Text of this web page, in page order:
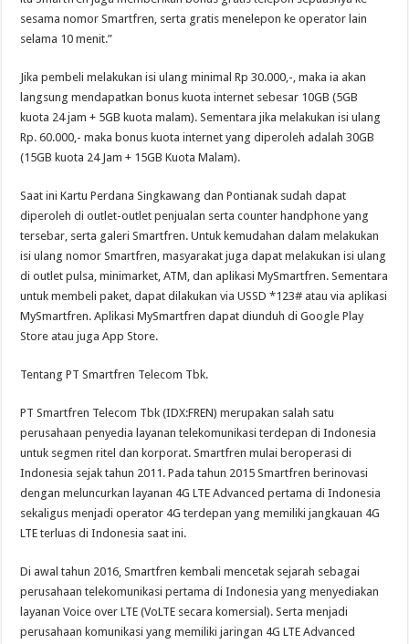
sesama nomor Smartfren, serta gratis menelepon ke operator lain
selama 10 menit.”
Jika pembeli melakukan isi ulang minimal Rp 30.000,-, maka ia akan
langsung mendapatkan bonus kuota internet sebesar 10GB (5GB
kuota 24 jam + 5GB kuota malam). Sementara jika melakukan isi ulang
Rp. 60.000,- maka bonus kuota internet yang diperoleh adalah 30GB
(15GB kuota 24 Jam + 15GB Kuota Malam).
Saat ini Kartu Perdana Singkawang dan Pontianak sudah dapat
diperoleh di outlet-outlet penjualan serta counter handphone yang
tersebar, serta galeri Smartfren. Untuk kemudahan dalam melakukan
isi ulang nomor Smartfren, masyarakat juga dapat melakukan isi ulang
di outlet pulsa, minimarket, ATM, dan aplikasi MySmartfren. Sementara
untuk membeli paket, dapat dilakukan via USSD *123# atau via aplikasi
MySmartfren. Aplikasi MySmartfren dapat diunduh di Google Play
Store atau juga App Store.
Tentang PT Smartfren Telecom Tbk.
PT Smartfren Telecom Tbk (IDX:FREN) merupakan salah satu
perusahaan penyedia layanan telekomunikasi terdepan di Indonesia
untuk segmen ritel dan korporat. Smartfren mulai beroperasi di
Indonesia sejak tahun 2011. Pada tahun 2015 Smartfren berinovasi
dengan meluncurkan layanan 4G LTE Advanced pertama di Indonesia
sekaligus menjadi operator 4G terdepan yang memiliki jangkauan 4G
LTE terluas di Indonesia saat ini.
Di awal tahun 2016, Smartfren kembali mencetak sejarah sebagai
perusahaan telekomunikasi pertama di Indonesia yang menyediakan
layanan Voice over LTE (VoLTE secara komersial). Serta menjadi
perusahaan komunikasi yang memiliki jaringan 4G LTE Advanced